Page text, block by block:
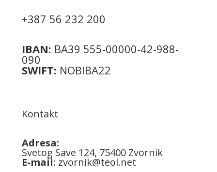
+387 56 232 200
IBAN: BA39 555-00000-42-988-
090
SWIFT: NOBIBA22
Kontakt
Adresa:
Svetog Save 124, 75400 Zvornik
E-mail: zvornik@teol.net